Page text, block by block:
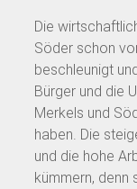
Die
Söder schon
beschleunigt
Bürger und die
Merkels und
haben. Die
und die hohe
kümmern, denn